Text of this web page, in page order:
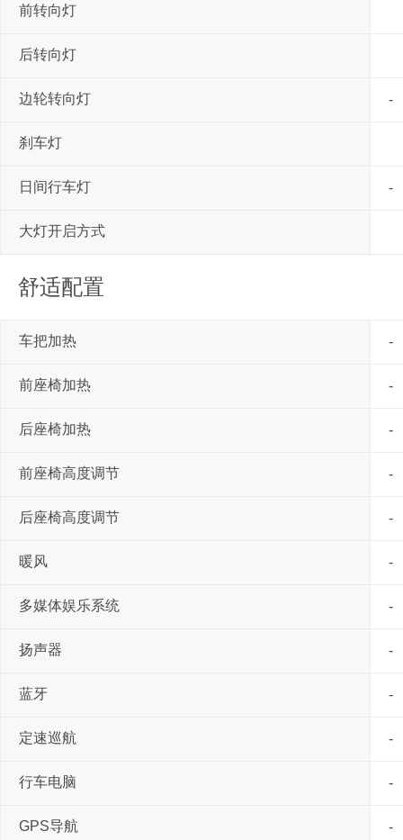
前转向灯
后转向灯
边轮转向灯 -
刹车灯
日间行车灯 -
大灯开启方式
舒适配置
车把加热 -
前座椅加热 -
后座椅加热 -
前座椅高度调节 -
后座椅高度调节 -
暖风 -
多媒体娱乐系统 -
扬声器 -
蓝牙 -
定速巡航 -
行车电脑 -
GPS导航 -